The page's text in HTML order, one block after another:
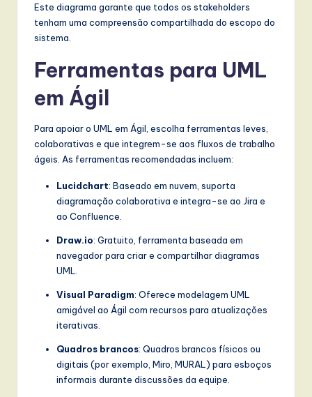
Este diagrama garante que todos os stakeholders
tenham uma compreensão compartilhada do escopo do
sistema.
Ferramentas para UML
em Ágil
Para apoiar o UML em Ágil, escolha ferramentas leves,
colaborativas e que integrem-se aos fluxos de trabalho
ágeis. As ferramentas recomendadas incluem:
Lucidchart: Baseado em nuvem, suporta
diagramação colaborativa e integra-se ao Jira e
ao Confluence.
Draw.io: Gratuito, ferramenta baseada em
navegador para criar e compartilhar diagramas
UML.
Visual Paradigm: Oferece modelagem UML
amigável ao Ágil com recursos para atualizações
iterativas.
Quadros brancos: Quadros brancos físicos ou
digitais (por exemplo, Miro, MURAL) para esboços
informais durante discussões da equipe.